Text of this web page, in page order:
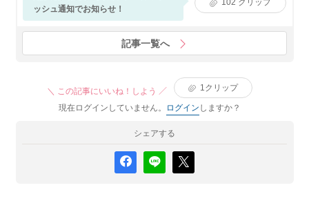
ッシュ通知でお知らせ！
102 クリップ
記事一覧へ
＼ この記事にいいね！しよう ／ 1 クリップ
現在ログインしていません。 ログイン しますか？
シェアする